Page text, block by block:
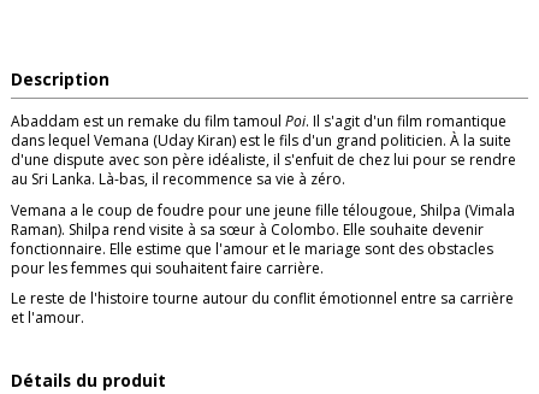
Description
Abaddam est un remake du film tamoul Poi. Il s'agit d'un film romantique
dans lequel Vemana (Uday Kiran) est le fils d'un grand politicien. À la suite
d'une dispute avec son père idéaliste, il s'enfuit de chez lui pour se rendre
au Sri Lanka. Là-bas, il recommence sa vie à zéro.
Vemana a le coup de foudre pour une jeune fille télougoue, Shilpa (Vimala
Raman). Shilpa rend visite à sa sœur à Colombo. Elle souhaite devenir
fonctionnaire. Elle estime que l'amour et le mariage sont des obstacles
pour les femmes qui souhaitent faire carrière.
Le reste de l'histoire tourne autour du conflit émotionnel entre sa carrière
et l'amour.
Détails du produit